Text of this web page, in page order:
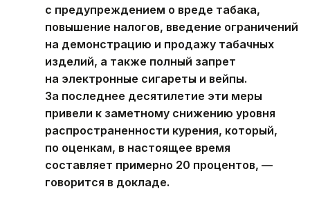
с предупреждением о вреде табака,
повышение налогов, введение ограничений
на демонстрацию и продажу табачных
изделий, а также полный запрет
на электронные сигареты и вейпы.
За последнее десятилетие эти меры
привели к заметному снижению уровня
распространенности курения, который,
по оценкам, в настоящее время
составляет примерно 20 процентов, —
говорится в докладе.